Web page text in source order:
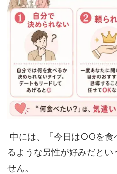
中には、「今日は○○を食
るような男性が好みだとい
せん。